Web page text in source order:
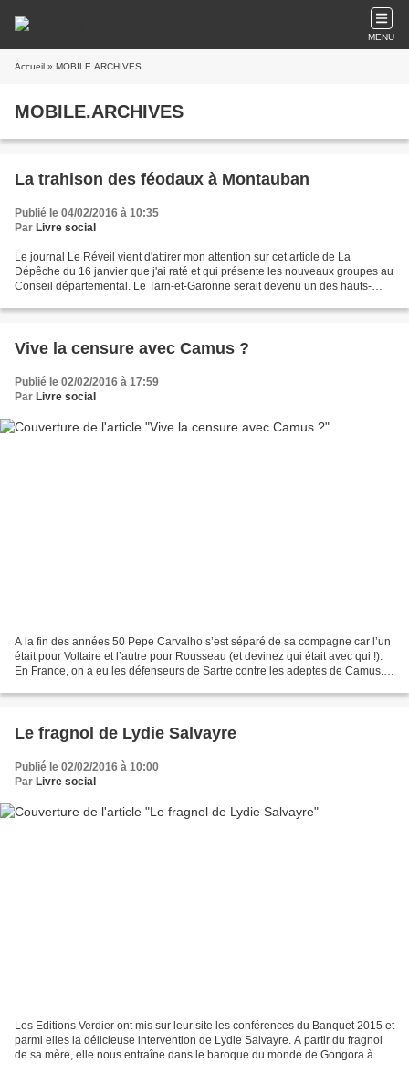
MENU
Accueil » MOBILE.ARCHIVES
MOBILE.ARCHIVES
La trahison des féodaux à Montauban
Publié le 04/02/2016 à 10:35
Par Livre social
Le journal Le Réveil vient d'attirer mon attention sur cet article de La
Dépêche du 16 janvier que j'ai raté et qui présente les nouveaux groupes au
Conseil départemental. Le Tarn-et-Garonne serait devenu un des hauts-
Vive la censure avec Camus ?
Publié le 02/02/2016 à 17:59
Par Livre social
A la fin des années 50 Pepe Carvalho s’est séparé de sa compagne car l’un
était pour Voltaire et l’autre pour Rousseau (et devinez qui était avec qui !).
En France, on a eu les défenseurs de Sartre contre les adeptes de Camus.
Le fragnol de Lydie Salvayre
Publié le 02/02/2016 à 10:00
Par Livre social
Les Editions Verdier ont mis sur leur site les conférences du Banquet 2015 et
parmi elles la délicieuse intervention de Lydie Salvayre. A partir du fragnol
de sa mère, elle nous entraîne dans le baroque du monde de Gongora à